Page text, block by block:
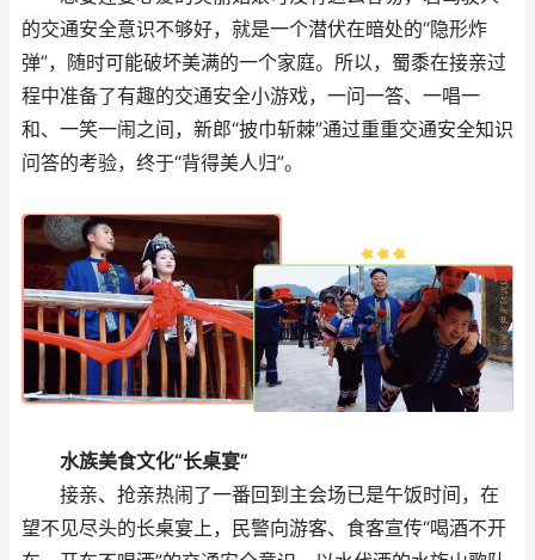
的交通安全意识不够好，就是一个潜伏在暗处的“隐形炸
弹”，随时可能破坏美满的一个家庭。所以，蜀黍在接亲过
程中准备了有趣的交通安全小游戏，一问一答、一唱一
和、一笑一闹之间，新郎“披巾斩棘”通过重重交通安全知识
问答的考验，终于“背得美人归”。
水族美食文化“长桌宴”
接亲、抢亲热闹了一番回到主会场已是午饭时间，在
望不见尽头的长桌宴上，民警向游客、食客宣传“喝酒不开